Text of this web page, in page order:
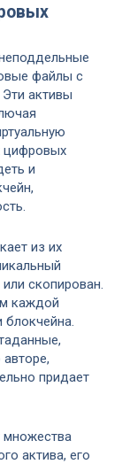
файлы с
активы
цифровых
и
из их
скопирован.
каждой
придает
множества
актива, его